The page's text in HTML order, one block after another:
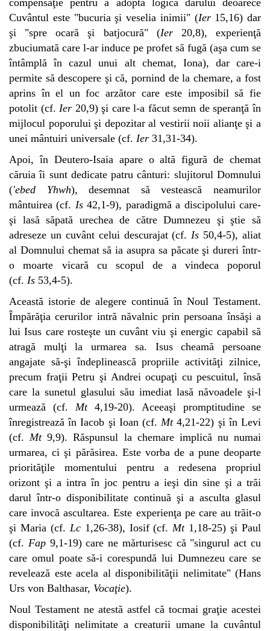
Cuvântul este "bucuria şi veselia inimii" (Ier15,16) dar
şi "spre ocară şi batjocură" (Ier20,8), experienţă
zbuciumată care l-ar induce pe profet să fugă (aşa cum se
întâmplă în cazul unui alt chemat, Iona), dar care-i
permite să descopere şi că, pornind de la chemare, a fost
aprins în el un foc arzător care este imposibil să fie
potolit (cf. Ier 20,9) şi care l-a făcut semn de speranţă în
mijlocul poporului şi depozitar al vestirii noii alianţe şi a
unei mântuiri universale (cf. Ier 31,31-34).
Apoi, în Deutero-Isaia apare o altă figură de chemat
căruia îi sunt dedicate patru cânturi: slujitorul Domnului
('ebed Yhwh), desemnat să vestească neamurilor
mântuirea (cf. Is42,1-9), paradigmă a discipolului care-
şi lasă săpată urechea de către Dumnezeu şi ştie să
adreseze un cuvânt celui descurajat (cf. Is 50,4-5), aliat
al Domnului chemat să ia asupra sa păcate şi dureri într-
o moarte vicară cu scopul de a vindeca poporul
(cf. Is 53,4-5).
Această istorie de alegere continuă în Noul Testament.
Împărăţia cerurilor intră năvalnic prin persoana însăşi a
lui Isus care rosteşte un cuvânt viu şi energic capabil să
atragă mulţi la urmarea sa. Isus cheamă persoane
angajate să-şi îndeplinească propriile activităţi zilnice,
precum fraţii Petru şi Andrei ocupaţi cu pescuitul, însă
care la sunetul glasului său imediat lasă năvoadele şi-l
urmează (cf. Mt4,19-20). Aceeaşi promptitudine se
înregistrează în Iacob şi Ioan (cf. Mt4,21-22) şi în Levi
(cf. Mt9,9). Răspunsul la chemare implică nu numai
urmarea, ci şi părăsirea. Este vorba de a pune deoparte
priorităţile momentului pentru a redesena propriul
orizont şi a intra în joc pentru a ieşi din sine şi a trăi
darul într-o disponibilitate continuă şi a asculta glasul
care invocă ascultarea. Este experienţa pe care au trăit-o
şi Maria (cf. Lc1,26-38), Iosif (cf. Mt1,18-25) şi Paul
(cf. Fap9,1-19) care ne mărturisesc că "singurul act cu
care omul poate să-i corespundă lui Dumnezeu care se
revelează este acela al disponibilităţii nelimitate" (Hans
Urs von Balthasar, Vocaţie).
Noul Testament ne atestă astfel că tocmai graţie acestei
disponibilităţi nelimitate a creaturii umane la cuvântul